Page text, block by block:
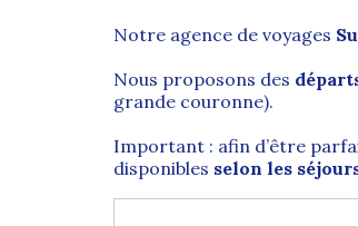
Notre agence de voyages
Nous proposons des
grande couronne).
Important : afin d’être
disponibles selon les